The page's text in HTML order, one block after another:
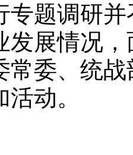
专题调研
发展情况
常委、统
动。